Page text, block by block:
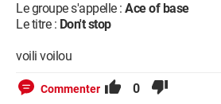
Le groupe s'appelle : Ace of base
Le titre : Don't stop
voili voilou
Commenter 0